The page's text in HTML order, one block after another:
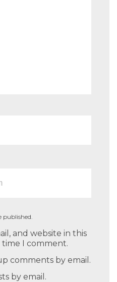
published.
and website in this
I comment.
comments by email.
by email.